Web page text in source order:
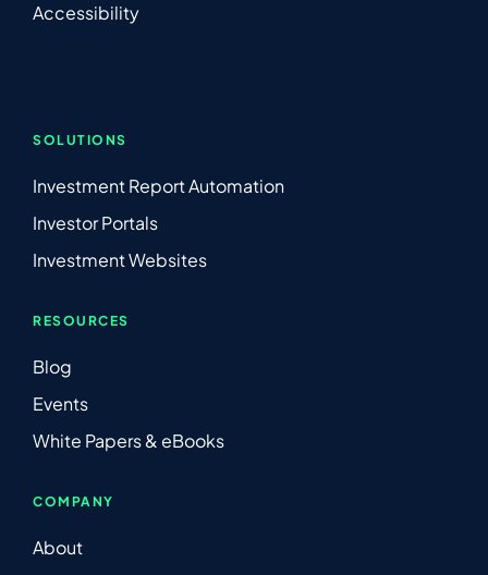
Accessibility
SOLUTIONS
Investment Report Automation
Investor Portals
Investment Websites
RESOURCES
Blog
Events
White Papers & eBooks
COMPANY
About